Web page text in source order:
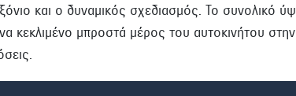
και ο δυναμικός σχεδιασμός. Το συνολικό
κεκλιμένο μπροστά μέρος του αυτοκινήτου